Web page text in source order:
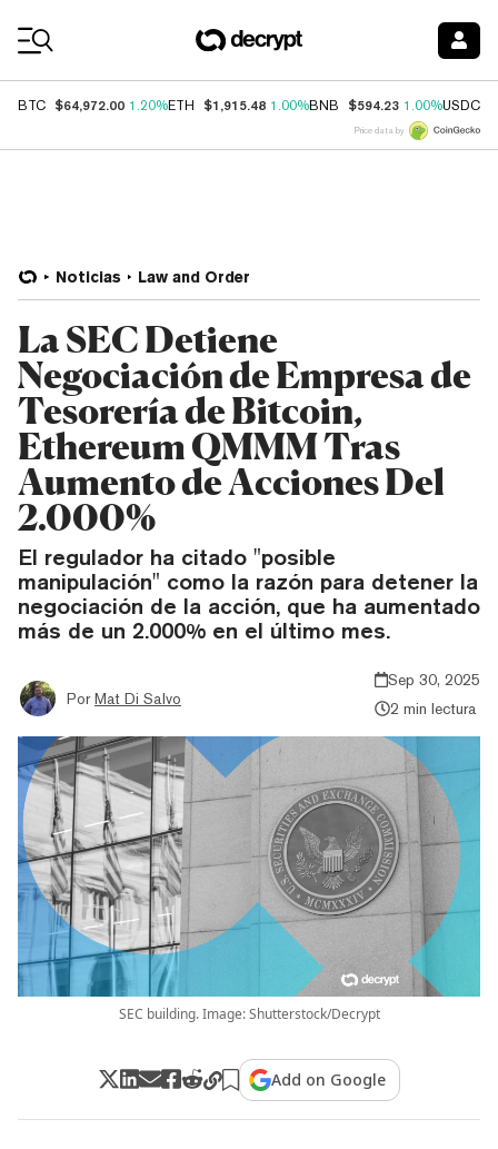
BTC $64,972.00 1.20%ETH $1,915.48 1.00%BNB $594.23 1.00%USDC
Price data by
Noticias Law and Order
La SEC Detiene
Negociación de Empresa de
Tesorería de Bitcoin,
Ethereum QMMM Tras
Aumento de Acciones Del
2.000%
El regulador ha citado "posible
manipulación" como la razón para detener la
negociación de la acción, que ha aumentado
más de un 2.000% en el último mes.
Por Mat Di Salvo
Sep 30, 2025
2 min lectura
SEC building. Image: Shutterstock/Decrypt
Add on Google